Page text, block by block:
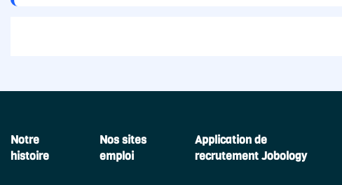
Notre
histoire
Nos sites
emploi
Application de
recrutement Jobology